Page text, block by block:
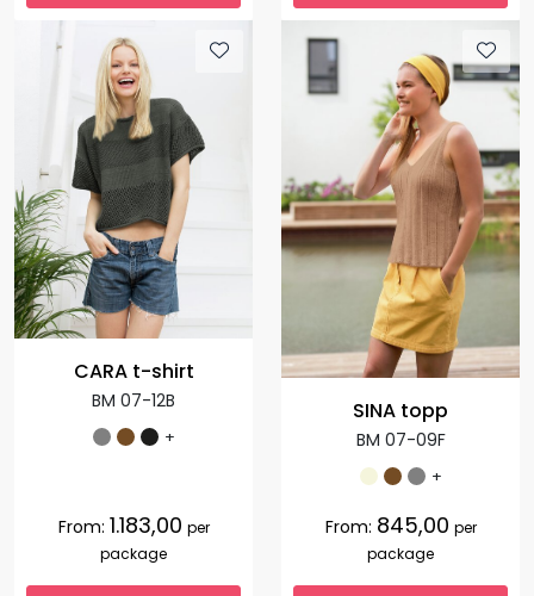
CARA t-shirt
BM 07-12B
+
From: 1.183,00 per
package
SINA topp
BM 07-09F
+
From: 845,00 per
package